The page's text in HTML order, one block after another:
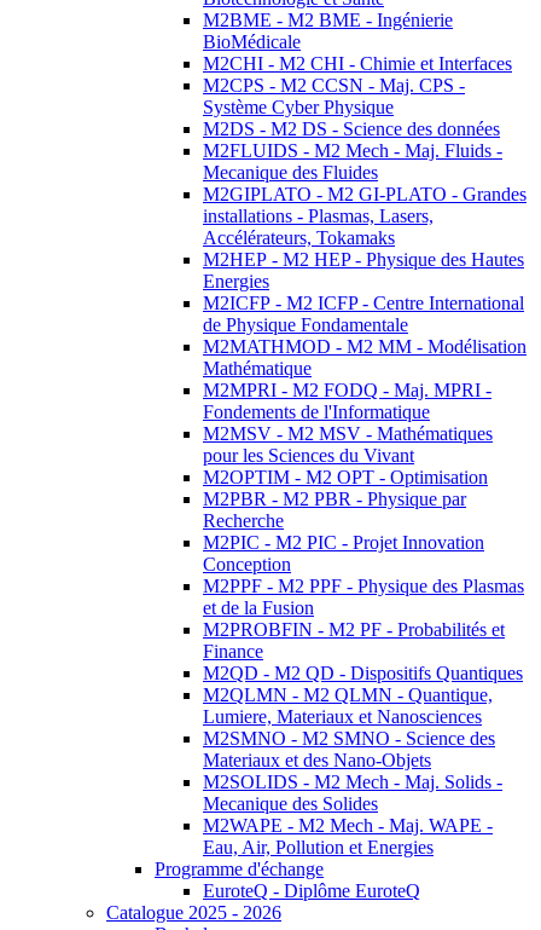
M2BME - M2 BME - Ingénierie
BioMédicale
M2CHI - M2 CHI - Chimie et Interfaces
M2CPS - M2 CCSN - Maj. CPS -
Système Cyber Physique
M2DS - M2 DS - Science des données
M2FLUIDS - M2 Mech - Maj. Fluids -
Mecanique des Fluides
M2GIPLATO - M2 GI-PLATO - Grandes
installations - Plasmas, Lasers,
Accélérateurs, Tokamaks
M2HEP - M2 HEP - Physique des Hautes
Energies
M2ICFP - M2 ICFP - Centre International
de Physique Fondamentale
M2MATHMOD - M2 MM - Modélisation
Mathématique
M2MPRI - M2 FODQ - Maj. MPRI -
Fondements de l'Informatique
M2MSV - M2 MSV - Mathématiques
pour les Sciences du Vivant
M2OPTIM - M2 OPT - Optimisation
M2PBR - M2 PBR - Physique par
Recherche
M2PIC - M2 PIC - Projet Innovation
Conception
M2PPF - M2 PPF - Physique des Plasmas
et de la Fusion
M2PROBFIN - M2 PF - Probabilités et
Finance
M2QD - M2 QD - Dispositifs Quantiques
M2QLMN - M2 QLMN - Quantique,
Lumiere, Materiaux et Nanosciences
M2SMNO - M2 SMNO - Science des
Materiaux et des Nano-Objets
M2SOLIDS - M2 Mech - Maj. Solids -
Mecanique des Solides
M2WAPE - M2 Mech - Maj. WAPE -
Eau, Air, Pollution et Energies
Programme d'échange
EuroteQ - Diplôme EuroteQ
Catalogue 2025 - 2026